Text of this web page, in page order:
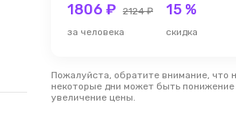
1806 ₽
2124 ₽
за человека
15 %
скидка
Пожалуйста, обратите внимание, что
некоторые дни может быть понижение
увеличение цены.